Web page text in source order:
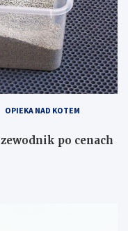
OPIEKA NAD KOTEM
po cenach